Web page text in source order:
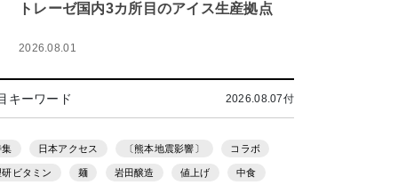
トレーゼ国内3カ所目のアイス生産拠点
2026.08.01
キーワード 2026.08.07付
集 日本アクセス 〔熊本地震影響〕 コラボ
研ビタミン 麺 岩田醸造 値上げ 中食